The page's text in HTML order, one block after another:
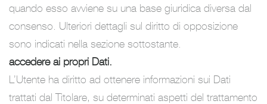
quando esso avviene su una base giuridica diversa dal
consenso. Ulteriori dettagli sul diritto di opposizione
sono indicati nella sezione sottostante.
accedere ai propri Dati.
L’Utente ha diritto ad ottenere informazioni sui Dati
trattati dal Titolare, su determinati aspetti del trattamento